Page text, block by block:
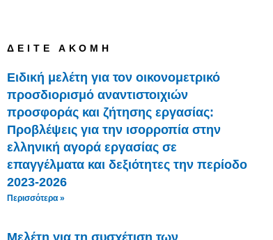
ΔΕΊΤΕ ΑΚΌΜΗ
Ειδική μελέτη για τον οικονομετρικό
προσδιορισμό αναντιστοιχιών
προσφοράς και ζήτησης εργασίας:
Προβλέψεις για την ισορροπία στην
ελληνική αγορά εργασίας σε
επαγγέλματα και δεξιότητες την περίοδο
2023-2026
Περισσότερα »
Μελέτη για τη συσχέτιση των